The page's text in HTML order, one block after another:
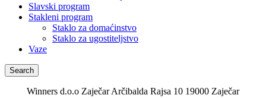
Slavski program
Stakleni program
Staklo za domaćinstvo
Staklo za ugostiteljstvo
Vaze
Search
Winners d.o.o Zaječar Arčibalda Rajsa 10 19000 Zaječar